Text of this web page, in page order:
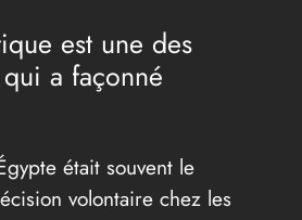
est une des
a façonné
était souvent le
volontaire chez les